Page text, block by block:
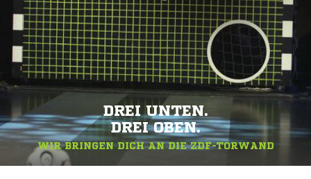
DREI UNTEN.
DREI OBEN.
WIR BRINGEN DICH AN DIE ZDF-TORWAND